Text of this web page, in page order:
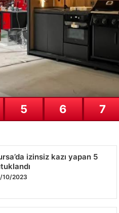
5 6 7
izinsiz kazı yapan 5
10/2023